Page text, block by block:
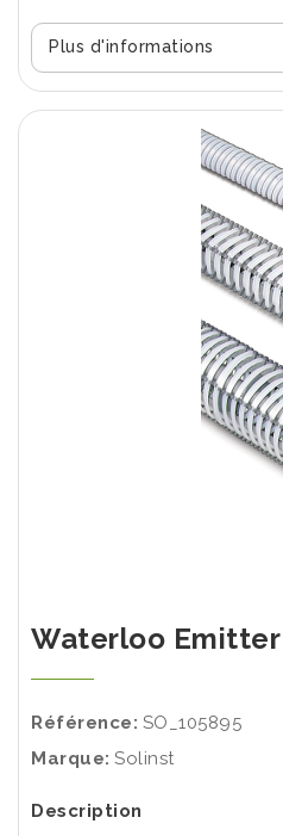
sous pression.
Données techniques
Pour des puits de 50,
Le Waterloo Emitter™
être installé
assurer une
de contaminants. Il
pour les applications
Fonctionnement :
compose d'un tuyau
polyéthylène enroulé
PVC. Quand un fluide
tuyauterie, un
créé entre l'intérieur
L'émetteur
de Fick, où la
soit en équilibre
concentration
Quand un gaz est
existe une
augmentation de la
diffuse dans les eaux
Avantages
Faible coût
Plus d'informations
Référence: SO_105895
Marque: Solinst
Description